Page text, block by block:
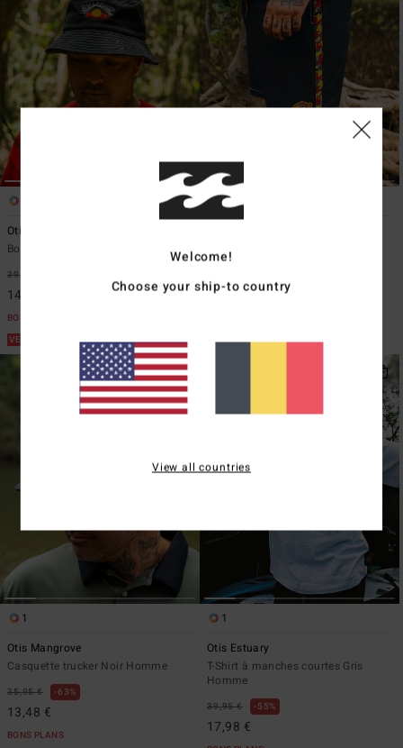
Otis Flag
Bob Noir Homme
39,95 €
14,98 €
BONS PLANS
VENTE FLASH 25% EXTRA
1
Short de bain Noir Homme
1
Otis Mangrove
Casquette trucker Noir Homme
35,95 € 63%
13,48 €
BONS PLANS
1
Otis Estuary
T-Shirt à manches courtes Gris
Homme
39,95 € 55%
17,98 €
Welcome!
Choose your ship-to country
View all countries